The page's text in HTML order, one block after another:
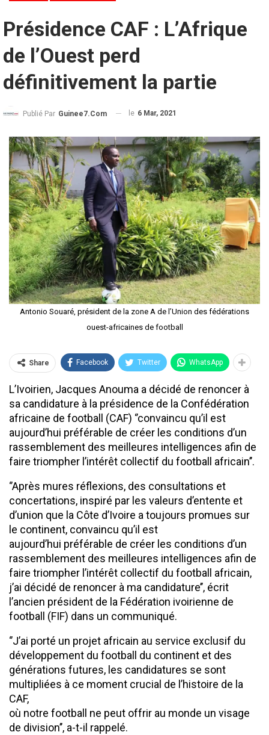
Présidence CAF : L’Afrique
de l’Ouest perd
définitivement la partie
Publié Par Guinee7.com le 6 Mar, 2021
Antonio Souaré, président de la zone A de l’Union des fédérations
ouest-africaines de football
Share Facebook Twitter WhatsApp
L’Ivoirien, Jacques Anouma a décidé de renoncer à
sa candidature à la présidence de la Confédération
africaine de football (CAF) ‘’convaincu qu’il est
aujourd’hui préférable de créer les conditions d’un
rassemblement des meilleures intelligences afin de
faire triompher l’intérêt collectif du football africain’’.
‘’Après mures réflexions, des consultations et
concertations, inspiré par les valeurs d’entente et
d’union que la Côte d’Ivoire a toujours promues sur
le continent, convaincu qu’il est
aujourd’hui préférable de créer les conditions d’un
rassemblement des meilleures intelligences afin de
faire triompher l’intérêt collectif du football africain,
j’ai décidé de renoncer à ma candidature’’, écrit
l’ancien président de la Fédération ivoirienne de
football (FIF) dans un communiqué.
‘’J’ai porté un projet africain au service exclusif du
développement du football du continent et des
générations futures, les candidatures se sont
multipliées à ce moment crucial de l’histoire de la
CAF,
où notre football ne peut offrir au monde un visage
de division’’, a-t-il rappelé.